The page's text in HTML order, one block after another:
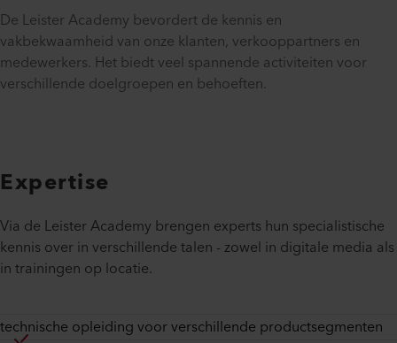
CONTACT
De Leister Academy bevordert de kennis en
vakbekwaamheid van onze klanten, verkooppartners en
medewerkers. Het biedt veel spannende activiteiten voor
verschillende doelgroepen en behoeften.
Expertise
Via de Leister Academy brengen experts hun specialistische
kennis over in verschillende talen - zowel in digitale media als
in trainingen op locatie.
technische opleiding voor verschillende productsegmenten